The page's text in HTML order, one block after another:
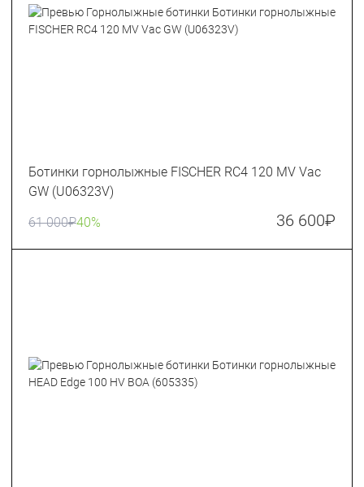
Ботинки горнолыжные FISCHER RC4 120 MV Vac
GW (U06323V)
61 000₽40% 36 600₽